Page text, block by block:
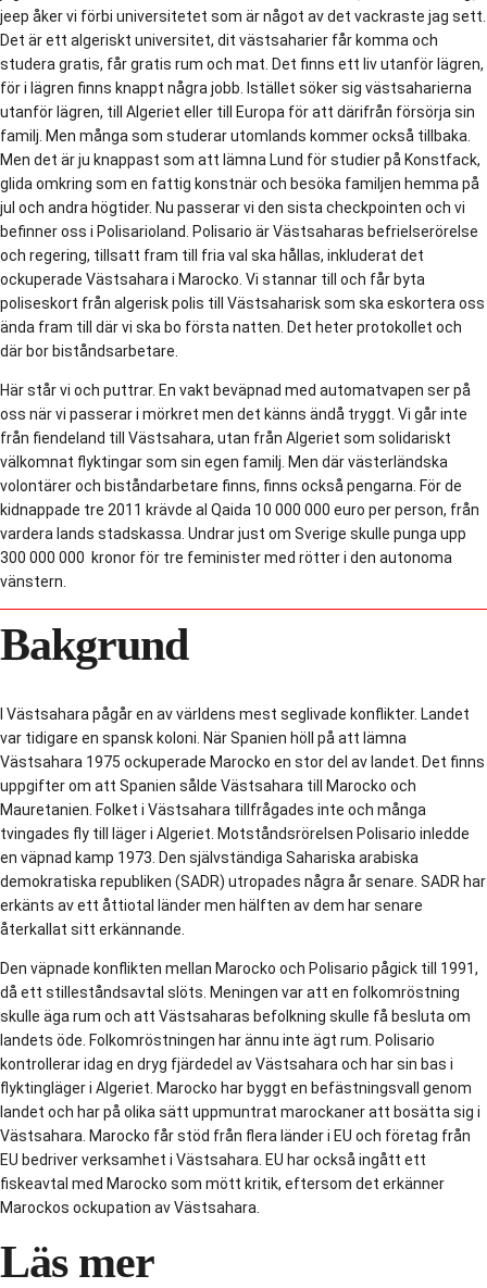
jeep åker vi förbi universitetet som är något av det vackraste jag sett.
Det är ett algeriskt universitet, dit västsaharier får komma och
studera gratis, får gratis rum och mat. Det finns ett liv utanför lägren,
för i lägren finns knappt några jobb. Istället söker sig västsaharierna
utanför lägren, till Algeriet eller till Europa för att därifrån försörja sin
familj. Men många som studerar utomlands kommer också tillbaka.
Men det är ju knappast som att lämna Lund för studier på Konstfack,
glida omkring som en fattig konstnär och besöka familjen hemma på
jul och andra högtider. Nu passerar vi den sista checkpointen och vi
befinner oss i Polisarioland. Polisario är Västsaharas befrielserörelse
och regering, tillsatt fram till fria val ska hållas, inkluderat det
ockuperade Västsahara i Marocko. Vi stannar till och får byta
poliseskort från algerisk polis till Västsaharisk som ska eskortera oss
ända fram till där vi ska bo första natten. Det heter protokollet och
där bor biståndsarbetare.
Här står vi och puttrar. En vakt beväpnad med automatvapen ser på
oss när vi passerar i mörkret men det känns ändå tryggt. Vi går inte
från fiendeland till Västsahara, utan från Algeriet som solidariskt
välkomnat flyktingar som sin egen familj. Men där västerländska
volontärer och biståndarbetare finns, finns också pengarna. För de
kidnappade tre 2011 krävde al Qaida 10 000 000 euro per person, från
vardera lands stadskassa. Undrar just om Sverige skulle punga upp
300 000 000 kronor för tre feminister med rötter i den autonoma
vänstern.
Bakgrund
I Västsahara pågår en av världens mest seglivade konflikter. Landet
var tidigare en spansk koloni. När Spanien höll på att lämna
Västsahara 1975 ockuperade Marocko en stor del av landet. Det finns
uppgifter om att Spanien sålde Västsahara till Marocko och
Mauretanien. Folket i Västsahara tillfrågades inte och många
tvingades fly till läger i Algeriet. Motståndsrörelsen Polisario inledde
en väpnad kamp 1973. Den självständiga Sahariska arabiska
demokratiska republiken (SADR) utropades några år senare. SADR har
erkänts av ett åttiotal länder men hälften av dem har senare
återkallat sitt erkännande.
Den väpnade konflikten mellan Marocko och Polisario pågick till 1991,
då ett stilleståndsavtal slöts. Meningen var att en folkomröstning
skulle äga rum och att Västsaharas befolkning skulle få besluta om
landets öde. Folkomröstningen har ännu inte ägt rum. Polisario
kontrollerar idag en dryg fjärdedel av Västsahara och har sin bas i
flyktingläger i Algeriet. Marocko har byggt en befästningsvall genom
landet och har på olika sätt uppmuntrat marockaner att bosätta sig i
Västsahara. Marocko får stöd från flera länder i EU och företag från
EU bedriver verksamhet i Västsahara. EU har också ingått ett
fiskeavtal med Marocko som mött kritik, eftersom det erkänner
Marockos ockupation av Västsahara.
Läs mer